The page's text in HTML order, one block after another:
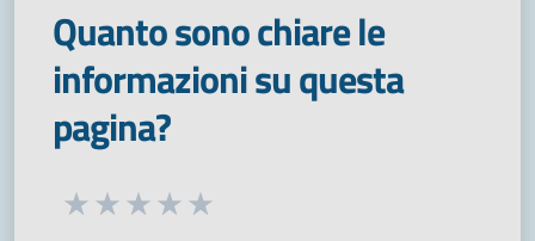
Quanto sono chiare le
informazioni su questa
pagina?
Seleziona una valutazione da 1 a 5 stelle